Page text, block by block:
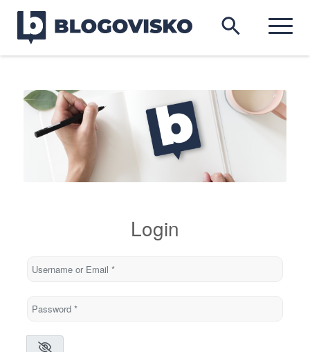
Login
Username or Email
Password*